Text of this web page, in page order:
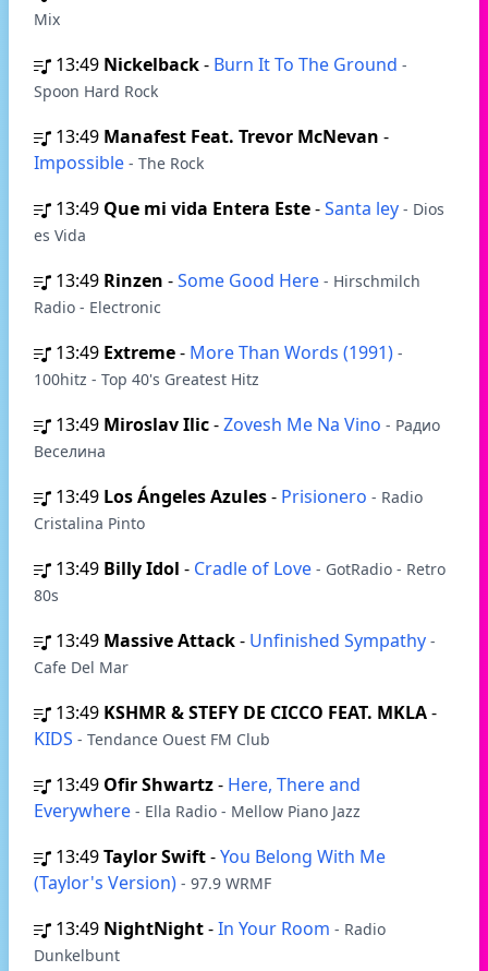
Mix
13:49 Nickelback- Burn It To The Ground -
Spoon Hard Rock
13:49 Manafest Feat. Trevor McNevan -
Impossible - The Rock
13:49 Que mi vida Entera Este-Santa ley - Dios
es Vida
13:49 Rinzen -Some Good Here - Hirschmilch
Radio - Electronic
13:49 Extreme- More Than Words (1991) -
100hitz - Top 40's Greatest Hitz
13:49 Miroslav Ilic-Zovesh Me Na Vino - Радио
Веселина
13:49 Los Ángeles Azules- Prisionero - Radio
Cristalina Pinto
13:49 Billy Idol - Cradle of Love - GotRadio - Retro
80s
13:49 Massive Attack- Unfinished Sympathy -
Cafe Del Mar
13:49 KSHMR & STEFY DE CICCO FEAT. MKLA-
KIDS - Tendance Ouest FM Club
13:49 Ofir Shwartz- Here, There and
Everywhere - Ella Radio - Mellow Piano Jazz
13:49Taylor Swift-You Belong With Me
(Taylor's Version) - 97.9 WRMF
13:49 NightNight-In Your Room - Radio
Dunkelbunt